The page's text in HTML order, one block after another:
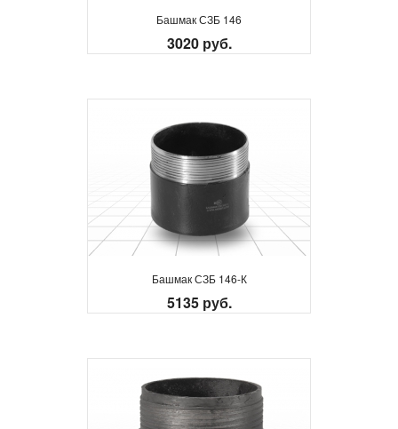
Башмак СЗБ 146
3020 руб.
Башмак СЗБ 146-К
5135 руб.